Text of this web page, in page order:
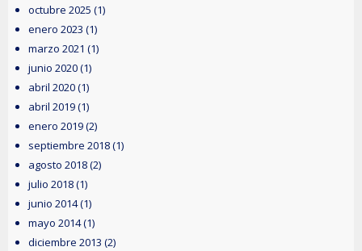
octubre 2025 (1)
enero 2023 (1)
marzo 2021 (1)
junio 2020(1)
abril 2020(1)
abril 2019(1)
enero 2019(2)
septiembre 2018(1)
agosto 2018(2)
julio 2018(1)
junio 2014(1)
mayo 2014(1)
diciembre 2013 (2)